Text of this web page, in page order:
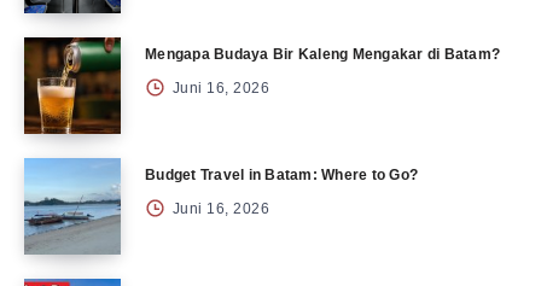
Mengapa Budaya Bir Kaleng Mengakar di Batam?
Juni 16, 2026
Budget Travel in Batam: Where to Go?
Juni 16, 2026